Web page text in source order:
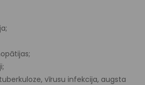
vīrusu infekcija, augsta